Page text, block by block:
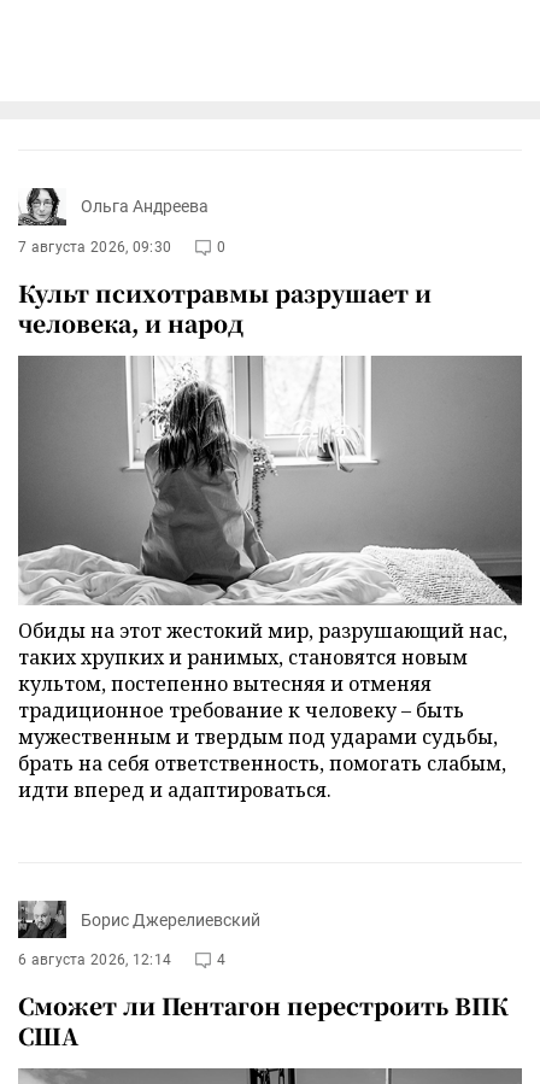
Ольга Андреева
7 августа 2026, 09:30 0
Культ психотравмы разрушает и
человека, и народ
Обиды на этот жестокий мир, разрушающий нас,
таких хрупких и ранимых, становятся новым
культом, постепенно вытесняя и отменяя
традиционное требование к человеку – быть
мужественным и твердым под ударами судьбы,
брать на себя ответственность, помогать слабым,
идти вперед и адаптироваться.
Борис Джерелиевский
6 августа 2026, 12:14 4
Сможет ли Пентагон перестроить ВПК
США